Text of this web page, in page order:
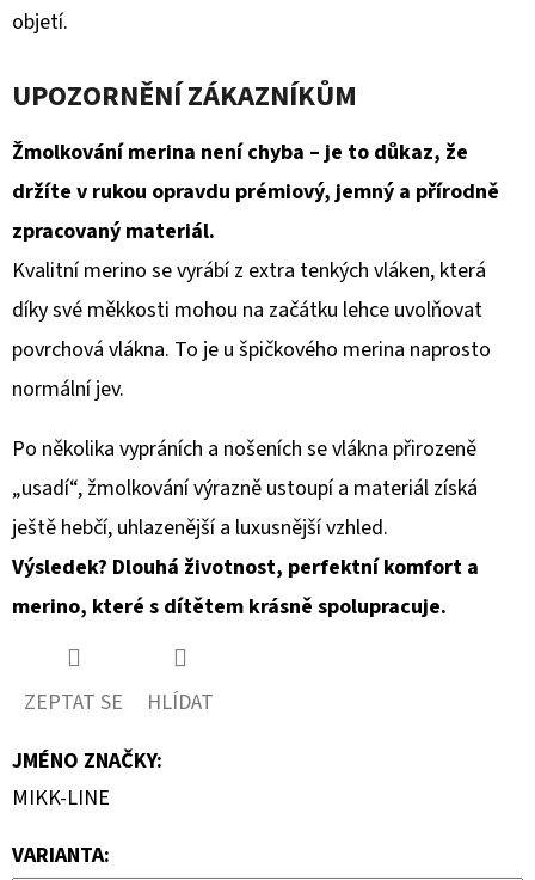
objetí.
UPOZORNĚNÍ ZÁKAZNÍKŮM
Žmolkování merina není chyba – je to důkaz, že
držíte v rukou opravdu prémiový, jemný a přírodně
zpracovaný materiál.
Kvalitní merino se vyrábí z extra tenkých vláken, která
díky své měkkosti mohou na začátku lehce uvolňovat
povrchová vlákna. To je u špičkového merina naprosto
normální jev.
Po několika vypráních a nošeních se vlákna přirozeně
„usadí“, žmolkování výrazně ustoupí a materiál získá
ještě hebčí, uhlazenější a luxusnější vzhled.
Výsledek? Dlouhá životnost, perfektní komfort a
merino, které s dítětem krásně spolupracuje.
ZEPTAT SE
HLÍDAT
JMÉNO ZNAČKY:
MIKK-LINE
VARIANTA: